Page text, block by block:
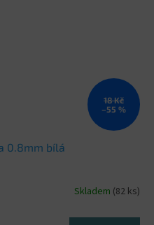
18 Kč
–55 %
0.8mm bílá
Skladem (82 ks)